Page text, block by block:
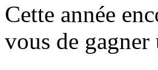
Cette année
vous de